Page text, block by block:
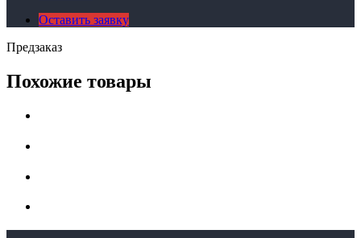
Оставить заявку
Предзаказ
Похожие товары